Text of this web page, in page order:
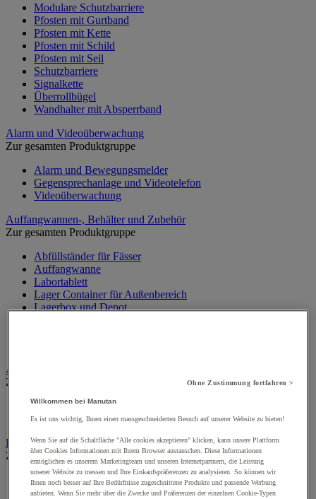
Modulare Schutzbarriere
Pfosten mit Gurtband
Pfosten mit Kette
Pfosten mit Schild
Pfosten mit Seil
Schutzbarriere
Signalkette
Überrollbügel
Wandhalter mit Absperrband
Alarm und Videoüberwachung
Zur gesamten Produktgruppe
Alarm und Bewegungsmelder
Gegensprechanlage und Videotelefon
Videoüberwachung
Auffangwannen-, Behälter und Zubehör
Zur gesamten Produktgruppe
Abfüllständer für Fässer
Auffangwanne
Labortablett
Lager Container für Außenbereich
Lagerbox und Depot
Aufprallschutz
Zur gesamten Produktgruppe
Eckleisten und Profile
Schutzschienen, Pfosten und Regalschutz
Badge, Einlasskontrolle und Zeiterfassung
Zur gesamten Produktgruppe
Badge und Ausweis
Schleusen und Tore
Ohne Zustimmung fortfahren >
Willkommen bei Manutan
Es ist uns wichtig, Ihnen einen massgeschneiderten Besuch auf unserer Website zu bieten!
Wenn Sie auf die Schaltfläche "Alle cookies akzeptieren" klicken, kann unsere Plattform
über Cookies Informationen mit Ihrem Browser austauschen. Diese Informationen
ermöglichen es unserem Marketingteam und unseren Internetpartnern, die Leistung
unserer Website zu messen und Ihre Einkaufspräferenzen zu analysieren. So können wir
Ihnen noch besser auf Ihre Bedürfnisse zugeschnittene Produkte und passende Werbung
anbieten. Wenn Sie mehr über die Zwecke und Präferenzen der einzelnen Cookie-Typen